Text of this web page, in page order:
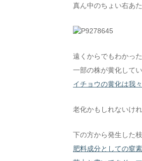
真ん中のちょい右あ
遠くからでもわかった
一部の株が黄化してい
イチョウの黄化は我
老化かもしれないけ
下の方から発生した
肥料成分としての窒